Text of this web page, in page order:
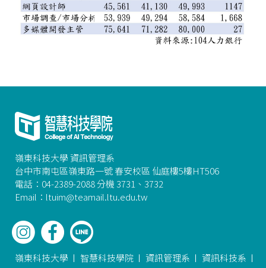
嶺東科技大學 資訊管理系
台中市南屯區嶺東路一號 春安校區 仙庭樓5樓HT506
電話：04-2389-2088 分機 3731、3732
Email：ltuim@teamail.ltu.edu.tw
嶺東科技大學 智慧科技學院 資訊管理系
資訊科技系